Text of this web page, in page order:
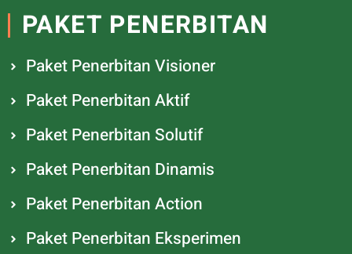
PAKET PENERBITAN
Paket Penerbitan Visioner
Paket Penerbitan Aktif
Paket Penerbitan Solutif
Paket Penerbitan Dinamis
Paket Penerbitan Action
Paket Penerbitan Eksperimen